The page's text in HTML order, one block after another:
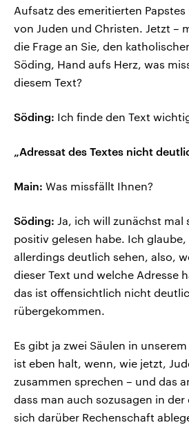
Aufsatz des emeritierten
von Juden und Christen. Jetzt –
die Frage an Sie, den
Söding, Hand aufs Herz, was
diesem Text?
Söding: Ich finde den Text
„Adressat des Textes nicht
Main: Was missfällt Ihnen?
Söding: Ja, ich will zunächst mal
positiv gelesen habe. Ich glaube,
allerdings deutlich sehen, also,
dieser Text und welche Adresse
das ist offensichtlich nicht
rübergekommen.
Es gibt ja zwei Säulen in
ist eben halt, wenn, wie jetzt,
zusammen sprechen – und das
dass man auch sozusagen in
sich darüber Rechenschaft